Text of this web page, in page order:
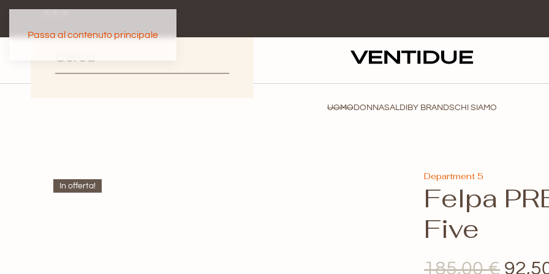
Passa al contenuto principale
UOMODONNASALDI BY BRANDSCHI SIAMO
In offerta!
Department 5
Felpa
Five
185,00€ Il